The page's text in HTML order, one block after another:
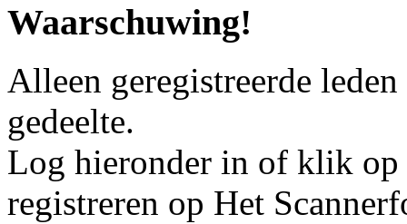
Waarschuwing!
Alleen geregistreerde
gedeelte.
Log hieronder in of klik op
registreren op Het